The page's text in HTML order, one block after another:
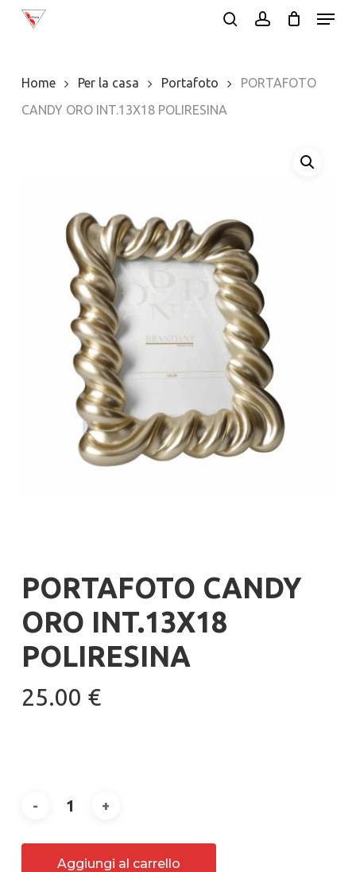
Skip
content
Menu
Home Per la casa Portafoto
PORTAFOTO
CANDY ORO INT.13X18 POLIRESINA
PORTAFOTO CANDY
ORO INT.13X18
POLIRESINA
25.00 €
Aggiungi al carrello